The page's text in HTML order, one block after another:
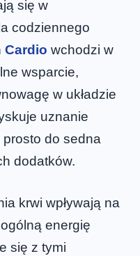
się w
codziennego
Cardio wchodzi w
wsparcie,
w układzie
uznanie
do sedna
dodatków.
krwi wpływają na
energię
się z tymi